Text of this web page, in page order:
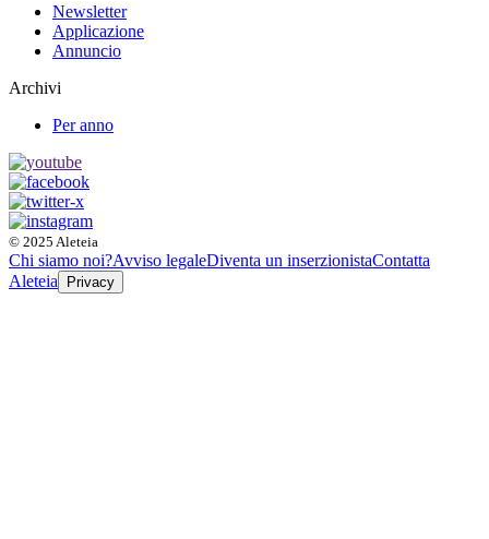
Newsletter
Applicazione
Annuncio
Archivi
Per anno
© 2025 Aleteia
Chi siamo noi?Avviso legaleDiventa un inserzionistaContatta
Aleteia
Privacy